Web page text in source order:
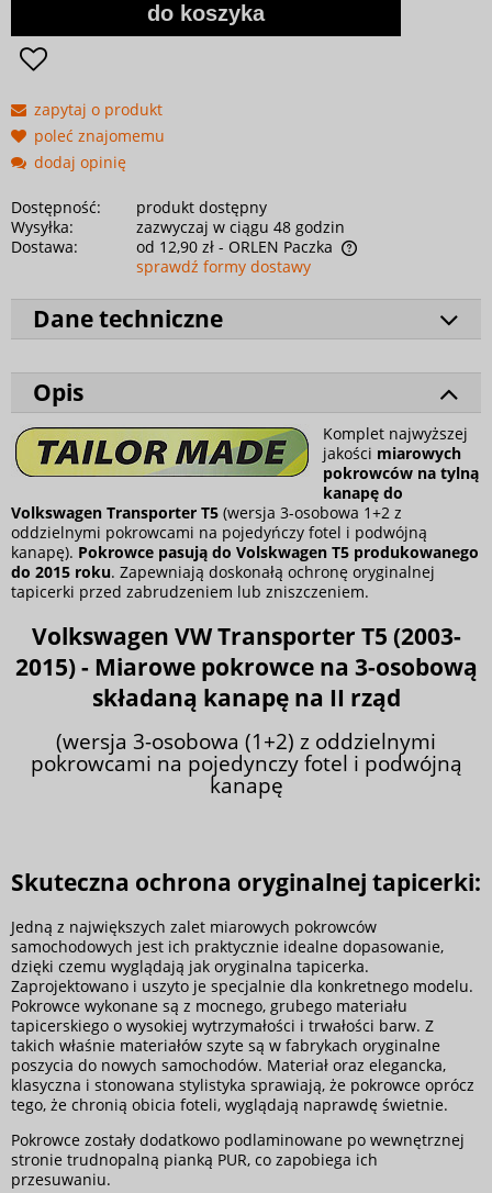
do koszyka
zapytaj o produkt
poleć znajomemu
dodaj opinię
Dostępność:
produkt dostępny
Wysyłka:
zazwyczaj w ciągu 48 godzin
Dostawa:
od 12,90 zł - ORLEN Paczka
sprawdź formy dostawy
Dane techniczne
Opis
Komplet najwyższej
jakości miarowych
pokrowców na tylną
kanapę do
Volkswagen Transporter T5 (wersja 3-osobowa 1+2 z
oddzielnymi pokrowcami na pojedyńczy fotel i podwójną
kanapę). Pokrowce pasują do Volskwagen T5 produkowanego
do 2015 roku. Zapewniają doskonałą ochronę oryginalnej
tapicerki przed zabrudzeniem lub zniszczeniem.
Volkswagen VW Transporter T5 (2003-
2015) - Miarowe pokrowce na 3-osobową
składaną kanapę na II rząd
(wersja 3-osobowa (1+2) z oddzielnymi
pokrowcami na pojedynczy fotel i podwójną
kanapę
Skuteczna ochrona oryginalnej tapicerki:
Jedną z największych zalet miarowych pokrowców
samochodowych jest ich praktycznie idealne dopasowanie,
dzięki czemu wyglądają jak oryginalna tapicerka.
Zaprojektowano i uszyto je specjalnie dla konkretnego modelu.
Pokrowce wykonane są z mocnego, grubego materiału
tapicerskiego o wysokiej wytrzymałości i trwałości barw. Z
takich właśnie materiałów szyte są w fabrykach oryginalne
poszycia do nowych samochodów. Materiał oraz elegancka,
klasyczna i stonowana stylistyka sprawiają, że pokrowce oprócz
tego, że chronią obicia foteli, wyglądają naprawdę świetnie.
Pokrowce zostały dodatkowo podlaminowane po wewnętrznej
stronie trudnopalną pianką PUR, co zapobiega ich
przesuwaniu.